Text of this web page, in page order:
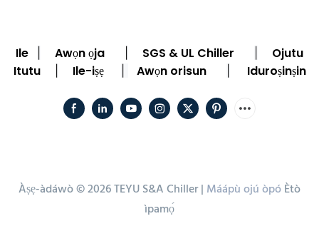
Ile Awọn ọja SGS & UL Chiller
Ojutu
Itutu
Ile-iṣẹ Awọn orisun Iduroṣinṣin
Àṣẹ-àdáwò © 2026 TEYU S&A Chiller | Máápù ojú òpóÈtò
ìpamọ́